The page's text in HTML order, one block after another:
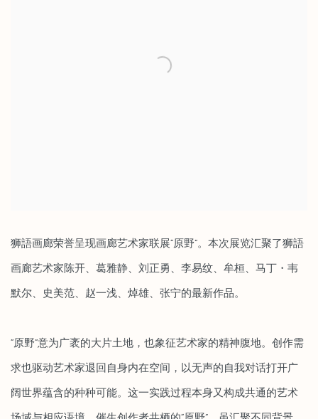
狮語画廊荣誉呈现画廊艺术家联展“原野”。本次展览汇聚了狮語
画廊艺术家陈开、葛雅静、刘正勇、李易纹、牟桓、马丁・韦
默尔、史美范、赵一浅、焯雄、张宁的最新作品。
“原野”意为广袤的大片土地，也象征艺术家的精神腹地。创作需
求也驱动艺术家退回自身内在空间，以无声的自我对话打开广
阔世界蕴含的种种可能。这一实践过程本身又构成共通的艺术